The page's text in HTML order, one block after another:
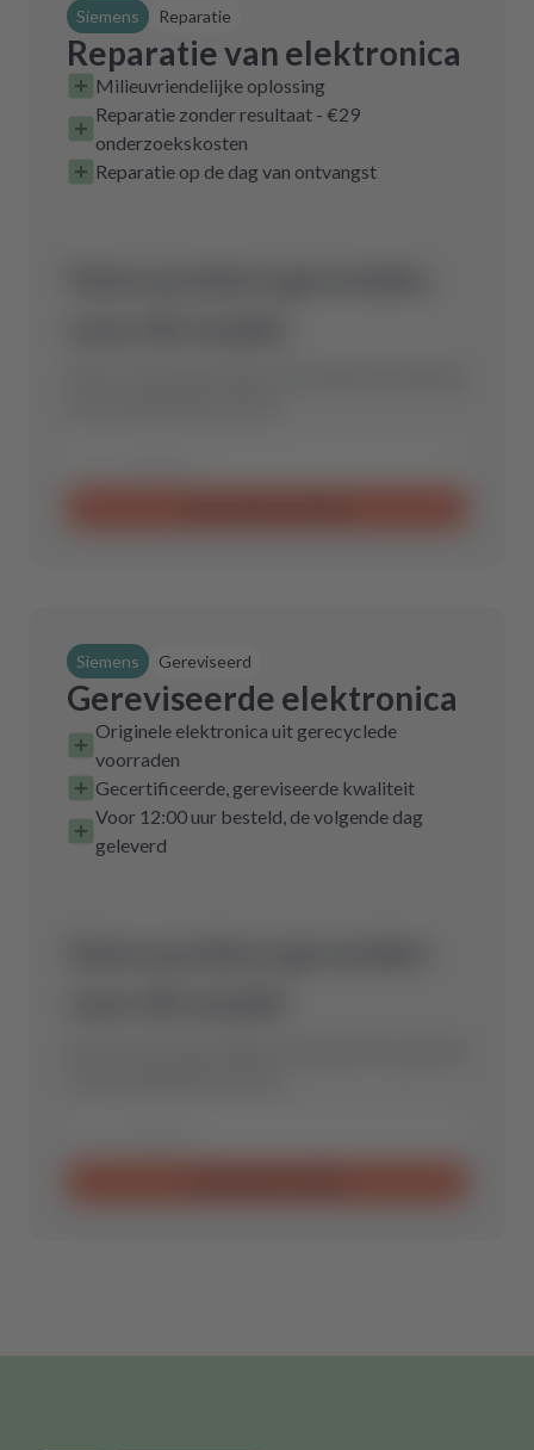
Siemens Reparatie
Reparatie van elektronica
Milieuvriendelijke oplossing
Reparatie zonder resultaat - €29
onderzoekskosten
Reparatie op de dag van ontvangst
Siemens Gereviseerd
Gereviseerde elektronica
Originele elektronica uit gerecyclede
voorraden
Gecertificeerde, gereviseerde kwaliteit
Voor 12:00 uur besteld, de volgende dag
geleverd